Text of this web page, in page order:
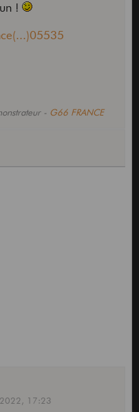
!
- G66 FRANCE
17:23